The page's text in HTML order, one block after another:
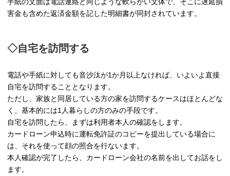
害金も含めた返済金額を記した明細書が同封されています。
◇自宅を訪問する
電話や手紙に対しても音沙汰が1か月以上なければ、いよいよ直接
自宅を訪問することとなります。
ただし、家族と同居している方の家を訪問するケースはほとんどな
く、基本的には1人暮らしの方のみの手段です。
自宅を訪問したら、まずは利用者本人の確認をします。
カードローン申込時に運転免許証のコピーを提出している場合に
は、それを使って顔の照合を行ないます。
本人確認が完了したら、カードローン会社の名前を出してお話をし
ます。